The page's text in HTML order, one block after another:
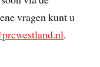
vragen kunt u
.